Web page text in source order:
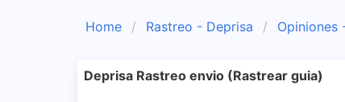
Home Rastreo - Deprisa Opiniones
Deprisa Rastreo envio (Rastrear guia)